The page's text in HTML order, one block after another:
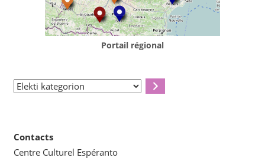
Portail régional
Elekti
Contacts
Centre Culturel Espéranto